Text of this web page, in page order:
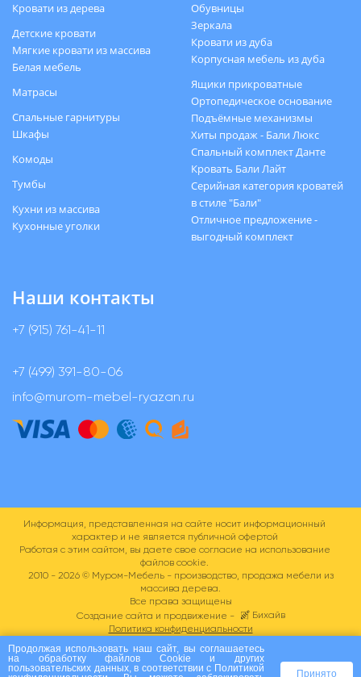
Кровати из дерева
Детские кровати
Мягкие кровати из массива
Белая мебель
Матрасы
Спальные гарнитуры
Шкафы
Комоды
Тумбы
Кухни из массива
Кухонные уголки
Обувницы
Зеркала
Кровати из дуба
Корпусная мебель из дуба
Ящики прикроватные
Ортопедическое основание
Подъёмные механизмы
Хиты продаж - Бали Люкс
Спальный комплект Данте
Кровать Бали Лайт
Серийная категория кроватей
в стиле "Бали"
Отличное предложение -
выгодный комплект
Наши контакты
+7 (915) 761-41-11
+7 (499) 391-80-06
info@murom-mebel-ryazan.ru
Информация, представленная на сайте носит информационный
характер и не является публичной офертой
Работая с этим сайтом, вы даете свое согласие на использование
файлов cookie.
2010 - 2026 ©Муром-Мебель - производство, продажа мебели из
массива дерева.
Все права защищены
Создание сайта и продвижение -
Бихайв
Политика конфиденциальности
Пользовательское соглашение
Продолжая использовать наш сайт, вы соглашаетесь
на обработку файлов Сookie и других
пользовательских данных, в соответствии с Политикой
Принято